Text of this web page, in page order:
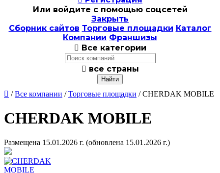
Или войдите с помощью соцсетей
Закрыть
Сборник сайтов Торговые площадки Каталог
Компании Франшизы
 Все категории
 все страны
 /Все компании /Торговые площадки / CHERDAK MOBILE
CHERDAK MOBILE
Размещена 15.01.2026 г. (обновлена 15.01.2026 г.)